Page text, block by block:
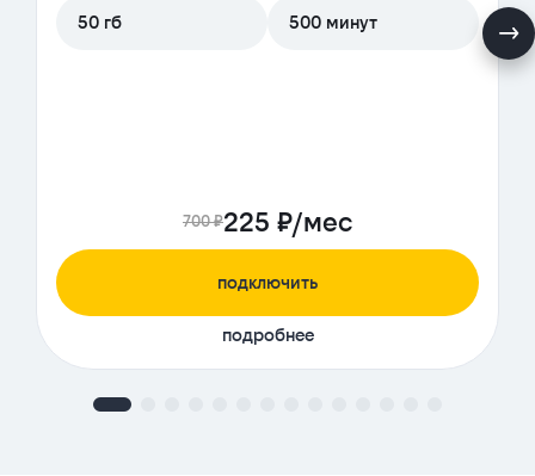
50 гб 500 минут
700 ₽225 ₽/мес
подключить
подробнее